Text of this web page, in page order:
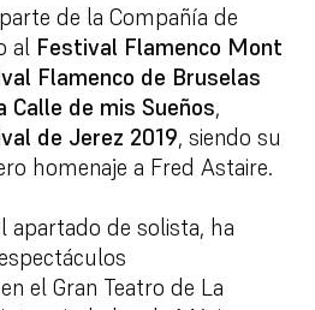
de la Compañía de
al Festival Flamenco Mont
Flamenco de Bruselas
Calle de mis Sueños,
de Jerez 2019, siendo su
homenaje a Fred Astaire.
apartado de solista, ha
el Gran Teatro de La